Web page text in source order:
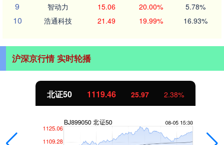
9 智动力 15.06 20.00% 5.78%
10 浩通科技 21.49 19.99% 16.93%
沪深京行情 实时轮播
北证50 1119.46 25.97 2.38%